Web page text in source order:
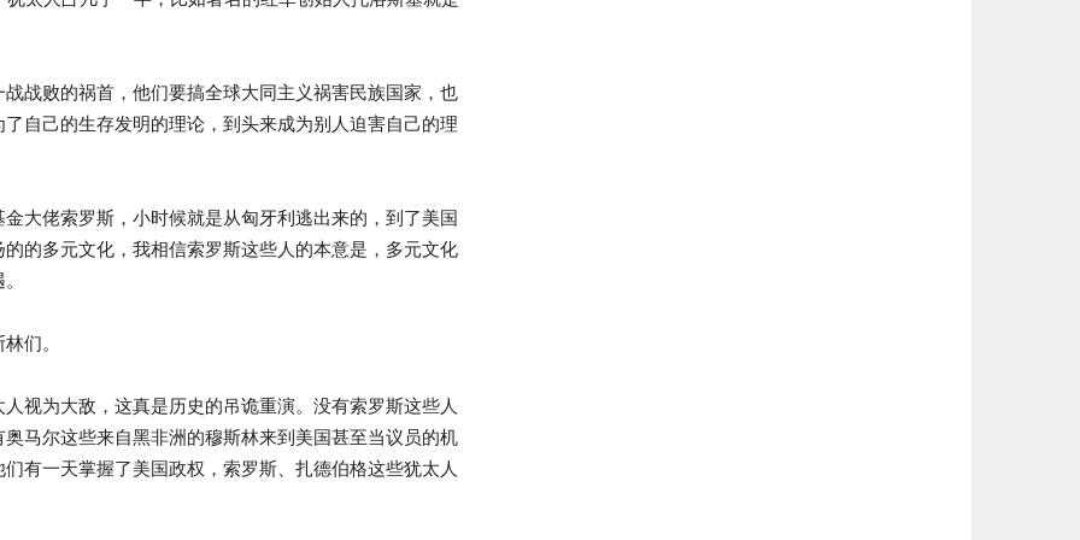
战败的祸首，他们要搞全球大同主义祸害民族国家，也
自己的生存发明的理论，到头来成为别人迫害自己的理
大佬索罗斯，小时候就是从匈牙利逃出来的，到了美国
的多元文化，我相信索罗斯这些人的本意是，多元文化
们。
视为大敌，这真是历史的吊诡重演。没有索罗斯这些人
马尔这些来自黑非洲的穆斯林来到美国甚至当议员的机
有一天掌握了美国政权，索罗斯、扎德伯格这些犹太人